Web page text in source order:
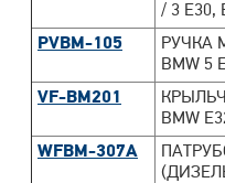
/ 3 E30,
PVBM-105
РУЧКА
BMW 5
VF-BM201
BMW
WFBM-307A